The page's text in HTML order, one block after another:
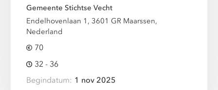
Gemeente Stichtse Vecht
Endelhovenlaan 1, 3601 GR Maarssen,
Nederland
70
32 - 36
Begindatum: 1 nov 2025